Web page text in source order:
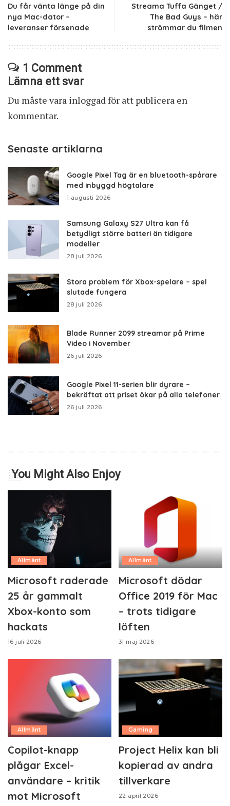
Du får vänta länge på din
nya Mac-dator –
leveranser försenade
Streama Tuffa Gänget /
The Bad Guys – här
strömmar du filmen
1 Comment
Lämna ett svar
Du måste vara inloggadför att publicera en
kommentar.
Senaste artiklarna
Google Pixel Tag är en bluetooth-spårare
med inbyggd högtalare
1 augusti 2026
Samsung Galaxy S27 Ultra kan få
betydligt större batteri än tidigare
modeller
28 juli 2026
Stora problem för Xbox-spelare – spel
slutade fungera
28 juli 2026
Blade Runner 2099 streamar på Prime
Video i November
26 juli 2026
Google Pixel 11-serien blir dyrare –
bekräftat att priset ökar på alla telefoner
26 juli 2026
You Might Also Enjoy
Allmänt
Microsoft raderade
25 år gammalt
Xbox-konto som
hackats
16 juli 2026
Allmänt
Microsoft dödar
Office 2019 för Mac
– trots tidigare
löften
31 maj 2026
Allmänt
Copilot-knapp
plågar Excel-
användare – kritik
mot Microsoft
Gaming
Project Helix kan bli
kopierad av andra
tillverkare
22 april 2026